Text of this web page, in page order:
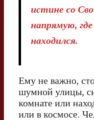
истине со
напрямую,
находился.
Ему не важно,
шумной улицы,
комнате или
или в космосе.